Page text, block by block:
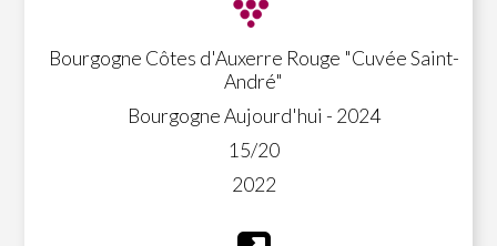
Bourgogne Côtes d'Auxerre Rouge "Cuvée Saint-
André"
Bourgogne Aujourd'hui - 2024
15/20
2022